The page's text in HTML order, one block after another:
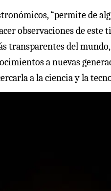
“permite de
observaciones de este
transparentes del
a nuevas
a la ciencia y la